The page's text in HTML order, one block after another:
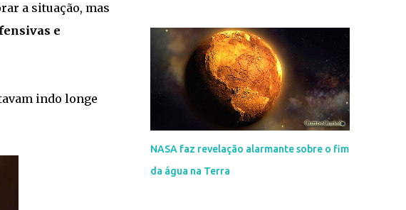
a situação, mas
e
indo longe
NASA faz revelação alarmante sobre o fim
da água na Terra